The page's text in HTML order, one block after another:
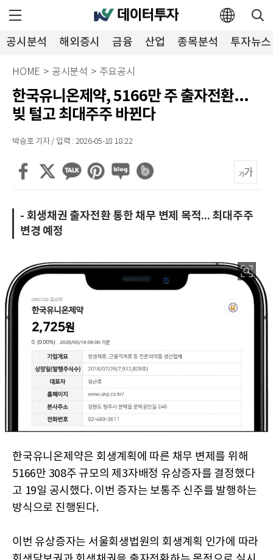
공시분석 해외증시 금융 산업 종목분석 투자뉴스
HOME > 공시분석 > 주요공시
한국유니온제약, 5166만 주 출자전환...
빚 털고 최대주주 바뀐다
박승호 기자 / 입력 : 2026-05-18 18:22
- 회생채권 출자전환 통한 채무 변제 목적... 최대주주
변경 예정
한국유니온제약은 회생계획에 따른 채무 변제를 위해
5166만 308주 규모의 제3자배정 유상증자를 결정했다
고 19일 공시했다. 이번 증자는 보통주 신주를 발행하는
방식으로 진행된다.
이번 유상증자는 서울회생법원의 회생계획 인가에 따라